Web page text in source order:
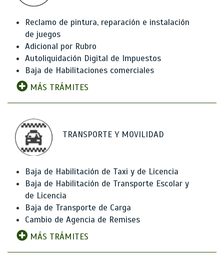
Reclamo de pintura, reparación e instalación
de juegos
Adicional por Rubro
Autoliquidación Digital de Impuestos
Baja de Habilitaciones comerciales
MÁS TRÁMITES
TRANSPORTE Y MOVILIDAD
Baja de Habilitación de Taxi y de Licencia
Baja de Habilitación de Transporte Escolar y
de Licencia
Baja de Transporte de Carga
Cambio de Agencia de Remises
MÁS TRÁMITES